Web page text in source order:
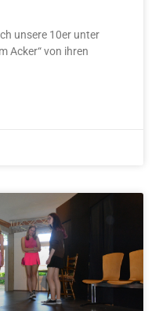
unsere 10er unter
Acker“ von ihren